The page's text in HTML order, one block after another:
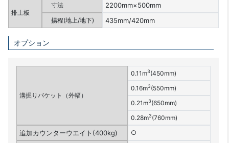
排土板
寸法 2200mm×500mm
揚程(地上/地下) 435mm/420mm
オプション
溝掘りバケット（外幅）
0.11m3(450mm)
0.16m3(550mm)
0.21m3(650mm)
0.28m3(760mm)
追加カウンターウエイト(400kg) ○